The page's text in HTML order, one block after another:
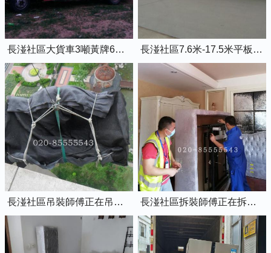
長湴社區大貨車3噸黃牌6米8的廂式貨車 長湴社區7.6米-17.5米平板貨車出租
長湴社區吊裝師傅正在吊裝物品上樓 長湴社區拆裝師傅正在拆裝家具